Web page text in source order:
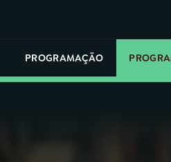
PROGRAMAÇÃO